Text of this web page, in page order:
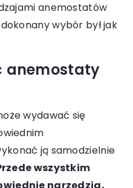
anemostatów
wybór był jak
anemostaty
wydawać się
ją samodzielnie
wszystkim